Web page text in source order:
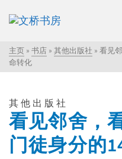
主页 » 书店 » 其他出版社 » 看见
命转化
其他出版社
看见邻舍，
门徒身分的